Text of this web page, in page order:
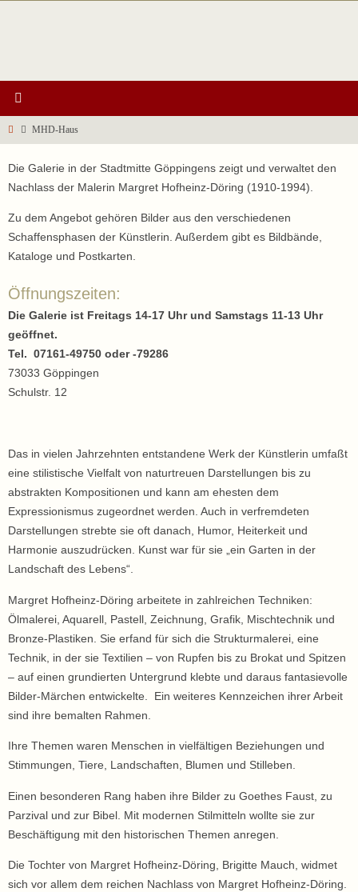
StartMHD-Haus
Die Galerie in der Stadtmitte Göppingens zeigt und verwaltet den
Nachlass der Malerin Margret Hofheinz-Döring (1910-1994).
Zu dem Angebot gehören Bilder aus den verschiedenen
Schaffensphasen der Künstlerin. Außerdem gibt es Bildbände,
Kataloge und Postkarten.
Öffnungszeiten:
Die Galerie ist Freitags 14-17 Uhr und Samstags 11-13 Uhr
geöffnet.
Tel. 07161-49750 oder -79286
73033 Göppingen
Schulstr. 12
Das in vielen Jahrzehnten entstandene Werk der Künstlerin umfaßt
eine stilistische Vielfalt von naturtreuen Darstellungen bis zu
abstrakten Kompositionen und kann am ehesten dem
Expressionismus zugeordnet werden. Auch in verfremdeten
Darstellungen strebte sie oft danach, Humor, Heiterkeit und
Harmonie auszudrücken. Kunst war für sie „ein Garten in der
Landschaft des Lebens“.
Margret Hofheinz-Döring arbeitete in zahlreichen Techniken:
Ölmalerei, Aquarell, Pastell, Zeichnung, Grafik, Mischtechnik und
Bronze-Plastiken. Sie erfand für sich die Strukturmalerei, eine
Technik, in der sie Textilien – von Rupfen bis zu Brokat und Spitzen
– auf einen grundierten Untergrund klebte und daraus fantasievolle
Bilder-Märchen entwickelte. Ein weiteres Kennzeichen ihrer Arbeit
sind ihre bemalten Rahmen.
Ihre Themen waren Menschen in vielfältigen Beziehungen und
Stimmungen, Tiere, Landschaften, Blumen und Stilleben.
Einen besonderen Rang haben ihre Bilder zu Goethes Faust, zu
Parzival und zur Bibel. Mit modernen Stilmitteln wollte sie zur
Beschäftigung mit den historischen Themen anregen.
Die Tochter von Margret Hofheinz-Döring, Brigitte Mauch, widmet
sich vor allem dem reichen Nachlass von Margret Hofheinz-Döring.